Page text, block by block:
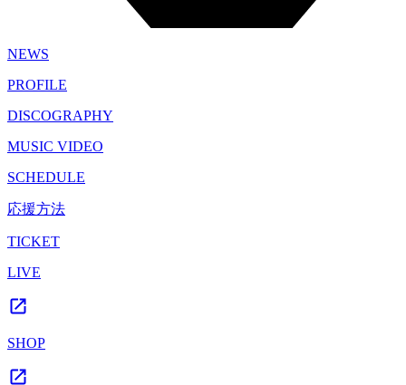
NEWS
PROFILE
DISCOGRAPHY
MUSIC VIDEO
SCHEDULE
応援方法
TICKET
LIVE
SHOP